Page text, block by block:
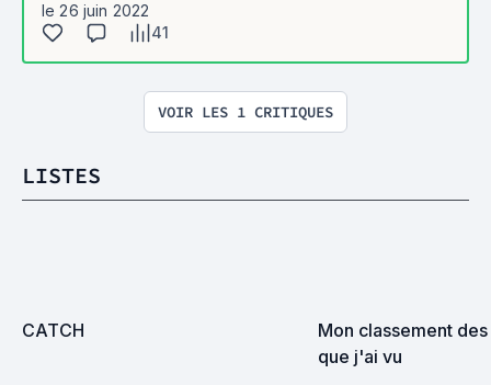
le 26 juin 2022
41
VOIR LES 1 CRITIQUES
LISTES
CATCH
Mon classement des
que j'ai vu